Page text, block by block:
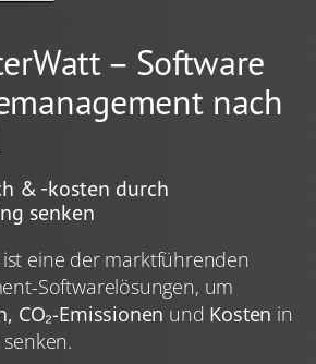
– Software
nach
& -kosten durch
senken
eine der marktführenden
Softwarelösungen, um
CO₂-Emissionen und Kosten in